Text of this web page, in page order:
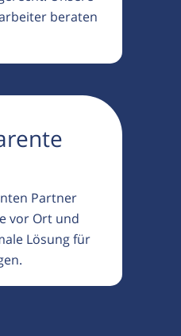
beraten
Partner
vor Ort und
Lösung für